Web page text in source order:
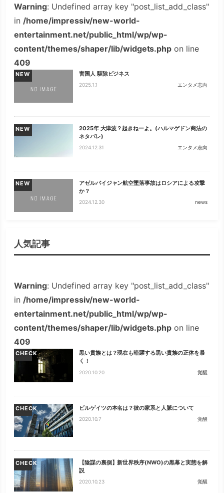
Warning: Undefined array key "post_list_add_class"
in /home/impressiv/new-world-
entertainment.net/public_html/wp/wp-
content/themes/shaper/lib/widgets.php on line
409
NEW 害国人 駆除ビジネス
2025.1.1 エンタメ志向
NEW
2025年 大津波？起きねーよ。(ハルマゲドン商法の
ネタバレ)
2024.12.31 エンタメ志向
NEW
アゼルバイジャン航空墜落事故はロシアによる攻撃
か？
2024.12.30 news
人気記事
Warning: Undefined array key "post_list_add_class"
in /home/impressiv/new-world-
entertainment.net/public_html/wp/wp-
content/themes/shaper/lib/widgets.php on line
409
CHECK
黒い貴族とは？現在も暗躍する黒い貴族の正体を暴
く！
2020.10.20 覚醒
CHECK ビルゲイツの本名は？彼の家系と人脈について
2020.10.7 覚醒
CHECK
【陰謀の裏側】新世界秩序(NWO)の黒幕と実態を解
説
2020.10.23 覚醒